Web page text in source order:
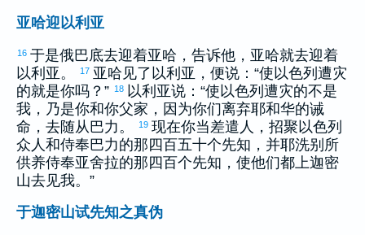
亚哈迎以利亚
16 于是俄巴底去迎着亚哈 ，告诉他， 亚哈就去迎着
以利亚 。 17 亚哈 见了 以利亚 ，便说：“使 以色列 遭灾
的就是你吗？” 18 以利亚说：“使 以色列 遭灾的不是
我，乃是你和你父家，因为你们离弃耶和华的诫
命，去随从巴力 。 19 现在你当差遣人，招聚 以色列
众人和侍奉巴力的那四百五十个先知，并耶洗别 所
供养侍奉亚舍拉的那四百个先知，使他们都上迦密
山去见我。”
于迦密山试先知之真伪